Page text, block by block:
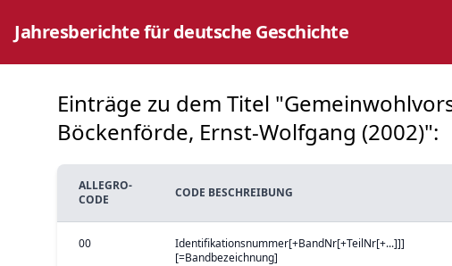
Jahresberichte für deutsche Geschichte
Einträge zu dem Titel
Böckenförde, Ernst-Wolfgang (2002)":
ALLEGRO-
CODE
CODE BESCHREIBUNG
00
Identifikationsnummer[+BandNr[+TeilNr[+...]]]
[=Bandbezeichnung]